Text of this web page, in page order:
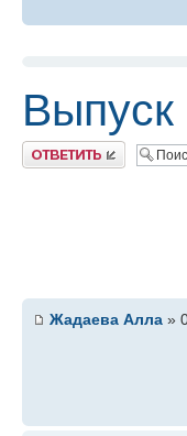
Ответить
Жадаева Алла »